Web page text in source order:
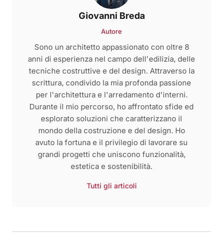
Giovanni Breda
Autore
Sono un architetto appassionato con oltre 8
anni di esperienza nel campo dell'edilizia, delle
tecniche costruttive e del design. Attraverso la
scrittura, condivido la mia profonda passione
per l'architettura e l'arredamento d'interni.
Durante il mio percorso, ho affrontato sfide ed
esplorato soluzioni che caratterizzano il
mondo della costruzione e del design. Ho
avuto la fortuna e il privilegio di lavorare su
grandi progetti che uniscono funzionalità,
estetica e sostenibilità.
Tutti gli articoli